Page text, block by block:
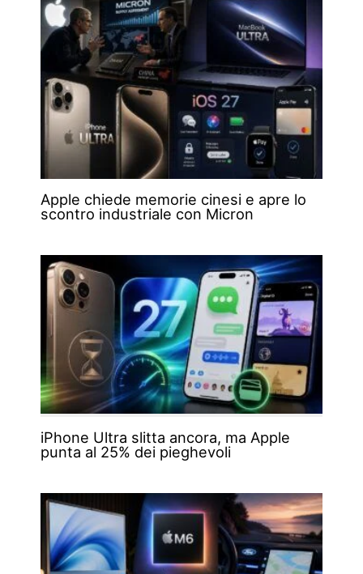
Apple chiede memorie cinesi e apre lo
scontro industriale con Micron
iPhone Ultra slitta ancora, ma Apple
punta al 25% dei pieghevoli